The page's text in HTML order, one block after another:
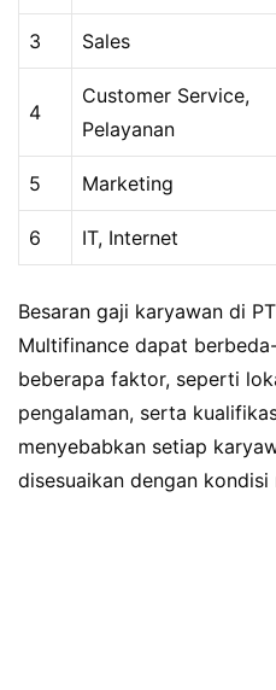
3 Sales
4
Customer Service,
Pelayanan
5 Marketing
6 IT, Internet
Besaran gaji karyawan di
Multifinance dapat
beberapa faktor, seperti
pengalaman, serta
menyebabkan setiap
disesuaikan dengan kondisi